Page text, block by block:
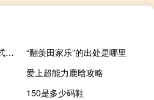
360浏览器怎么设置兼容模式手机（360浏览器怎么设置兼容）
“翻羡田家乐”的出处是哪里
爱上超能力鹿晗攻略
150是多少码鞋